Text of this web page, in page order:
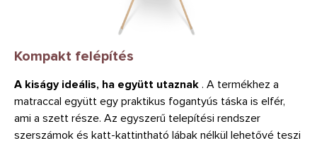
Kompakt felépítés
A kiságy ideális, ha együtt utaznak . A termékhez a
matraccal együtt egy praktikus fogantyús táska is elfér,
ami a szett része. Az egyszerű telepítési rendszer
szerszámok és katt-kattintható lábak nélkül lehetővé teszi